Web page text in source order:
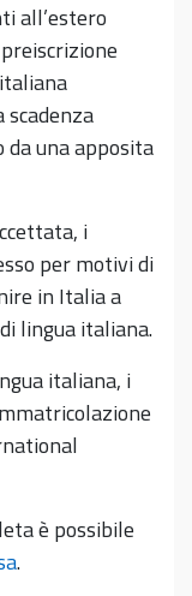
all’estero
da una apposita
i
per motivi di
in Italia a
lingua italiana.
italiana, i
è possibile
.